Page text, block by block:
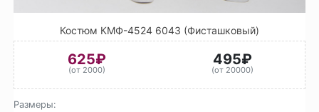
Костюм КМФ-4524 6043 (Фисташковый)
625₽
(от 2000)
495₽
(от 20000)
Размеры: